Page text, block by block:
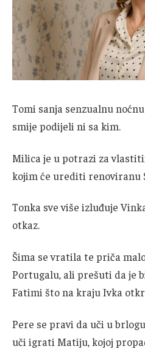
Tomi sanja senzualnu
smije podijeli ni sa kim.
Milica je u potrazi za
kojim će urediti renoviranu
Tonka sve više izluđuje
otkaz.
Šima se vratila te priča
Portugalu, ali prešuti da je
Fatimi što na kraju Ivka
Pere se pravi da uči u
uči igrati Matiju, kojoj